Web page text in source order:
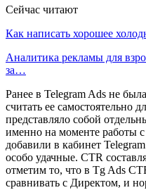
Сейчас читают
Как написать хорошее
Аналитика рекламы для
за…
Ранее в Telegram Ads не
считать ее самостоятельно
представляло собой
именно на моменте работы
добавили в кабинет
особо удачные. CTR
отметим то, что в Tg Ads
сравнивать с Директом, и